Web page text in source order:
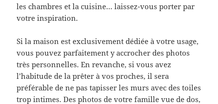
les chambres et la cuisine… laissez-vous porter par
votre inspiration.
Si la maison est exclusivement dédiée à votre usage,
vous pouvez parfaitement y accrocher des photos
très personnelles. En revanche, si vous avez
l’habitude de la prêter à vos proches, il sera
préférable de ne pas tapisser les murs avec des toiles
trop intimes. Des photos de votre famille vue de dos,